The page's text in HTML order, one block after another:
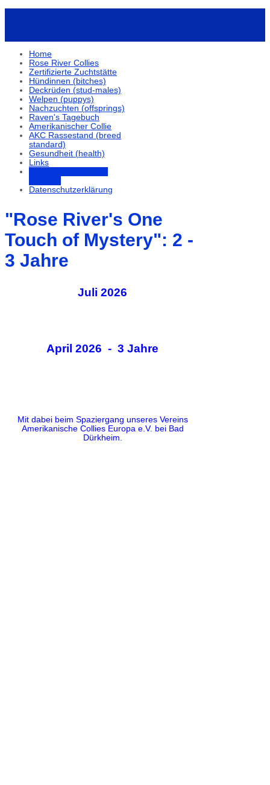
Home
Rose River Collies
Zertifizierte Zuchtstätte
Hündinnen (bitches)
Deckrüden (stud-males)
Welpen (puppys)
Nachzuchten (offsprings)
Raven's Tagebuch
Amerikanischer Collie
AKC Rassestand (breed
standard)
Gesundheit (health)
Links
Datenschutzerklärung
"Rose River's One
Touch of Mystery": 2 -
3 Jahre
Juli 2026
April 2026 - 3 Jahre
Mit dabei beim Spaziergang unseres Vereins
Amerikanische Collies Europa e.V. bei Bad
Dürkheim.